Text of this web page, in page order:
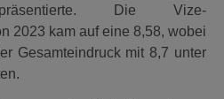
Die Vize-
2023 kam auf eine 8,58, wobei
Gesamteindruck mit 8,7 unter